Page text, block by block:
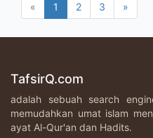
« 1 2 3 »
TafsirQ.com
adalah sebuah search
memudahkan umat islam
ayat Al-Qur'an dan Hadits.